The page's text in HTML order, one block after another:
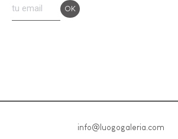
info@luogogaleria.com